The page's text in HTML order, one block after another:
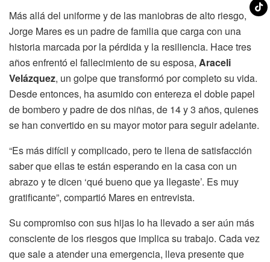
Más allá del uniforme y de las maniobras de alto riesgo,
Jorge Mares es un padre de familia que carga con una
historia marcada por la pérdida y la resiliencia. Hace tres
años enfrentó el fallecimiento de su esposa, Araceli
Velázquez, un golpe que transformó por completo su vida.
Desde entonces, ha asumido con entereza el doble papel
de bombero y padre de dos niñas, de 14 y 3 años, quienes
se han convertido en su mayor motor para seguir adelante.
“Es más difícil y complicado, pero te llena de satisfacción
saber que ellas te están esperando en la casa con un
abrazo y te dicen ‘qué bueno que ya llegaste’. Es muy
gratificante”, compartió Mares en entrevista.
Su compromiso con sus hijas lo ha llevado a ser aún más
consciente de los riesgos que implica su trabajo. Cada vez
que sale a atender una emergencia, lleva presente que